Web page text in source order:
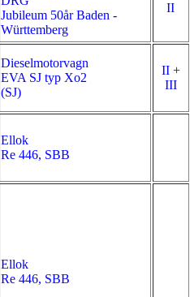
Jubileum 50år Baden -
Württemberg
II
Dieselmotorvagn
EVA SJ typ Xo2
(SJ)
II +
III
Ellok
Re 446, SBB
Ellok
Re 446, SBB